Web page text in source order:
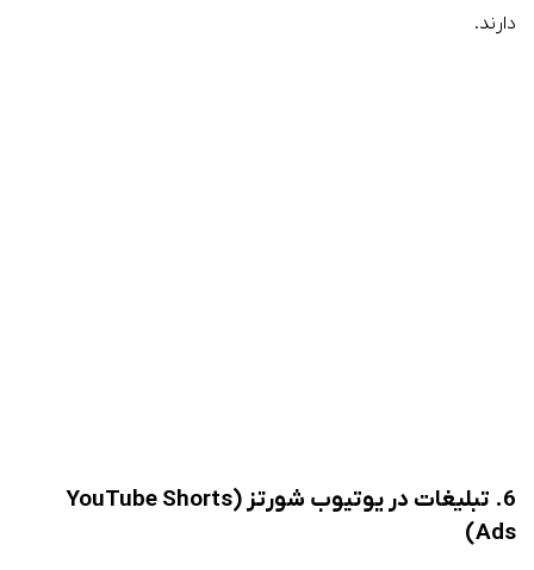
دارند.
6. تبلیغات در یوتیوب شورتز (YouTube Shorts
Ads)